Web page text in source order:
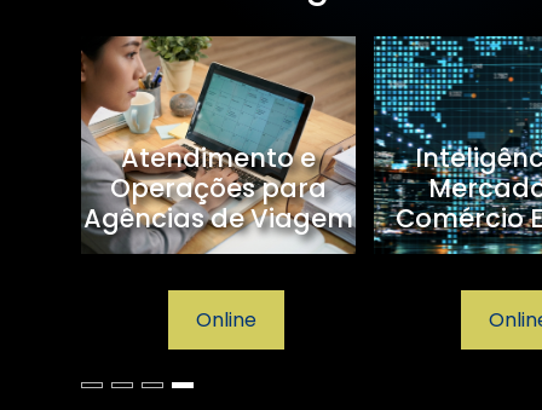
Atendimento e
Operações para
Agências de Viagem
Online
Comércio